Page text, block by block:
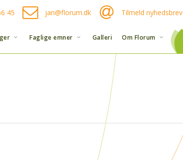
45 jan@florum.dk Tilmeld nyhedsbrev
Faglige emner Galleri Om Florum